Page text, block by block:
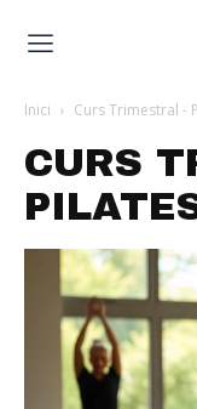
Inici Curs Trimestral -
CURS